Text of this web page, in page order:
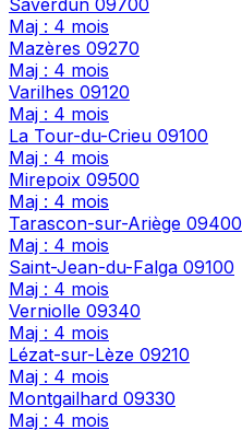
Maj : 4 mois
Mazères 09270
Maj : 4 mois
Varilhes 09120
Maj : 4 mois
La Tour-du-Crieu 09100
Maj : 4 mois
Mirepoix 09500
Maj : 4 mois
Tarascon-sur-Ariège 09400
Maj : 4 mois
Saint-Jean-du-Falga 09100
Maj : 4 mois
Verniolle 09340
Maj : 4 mois
Lézat-sur-Lèze 09210
Maj : 4 mois
Montgailhard 09330
Maj : 4 mois